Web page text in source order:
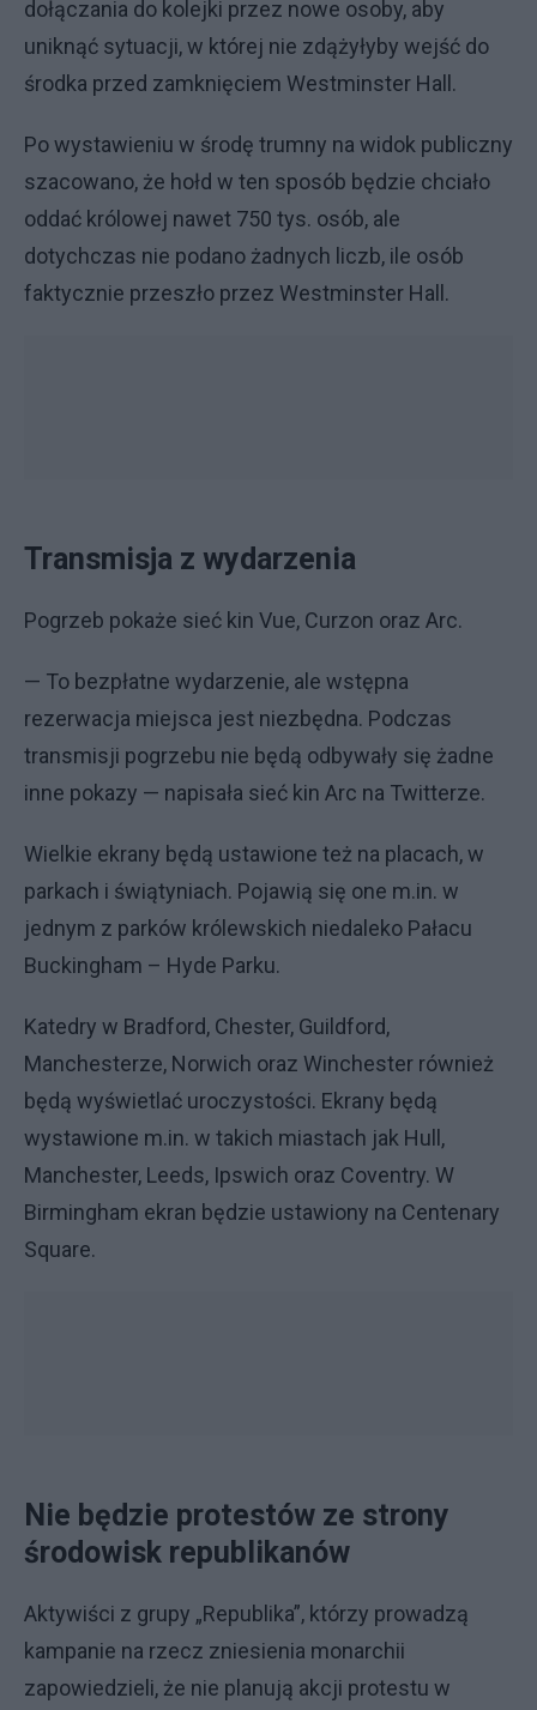
dołączania do kolejki przez nowe osoby, aby
uniknąć sytuacji, w której nie zdążyłyby wejść do
środka przed zamknięciem Westminster Hall.
Po wystawieniu w środę trumny na widok publiczny
szacowano, że hołd w ten sposób będzie chciało
oddać królowej nawet 750 tys. osób, ale
dotychczas nie podano żadnych liczb, ile osób
faktycznie przeszło przez Westminster Hall.
Transmisja z wydarzenia
Pogrzeb pokaże sieć kin Vue, Curzon oraz Arc.
— To bezpłatne wydarzenie, ale wstępna
rezerwacja miejsca jest niezbędna. Podczas
transmisji pogrzebu nie będą odbywały się żadne
inne pokazy — napisała sieć kin Arc na Twitterze.
Wielkie ekrany będą ustawione też na placach, w
parkach i świątyniach. Pojawią się one m.in. w
jednym z parków królewskich niedaleko Pałacu
Buckingham – Hyde Parku.
Katedry w Bradford, Chester, Guildford,
Manchesterze, Norwich oraz Winchester również
będą wyświetlać uroczystości. Ekrany będą
wystawione m.in. w takich miastach jak Hull,
Manchester, Leeds, Ipswich oraz Coventry. W
Birmingham ekran będzie ustawiony na Centenary
Square.
Nie będzie protestów ze strony
środowisk republikanów
Aktywiści z grupy „Republika”, którzy prowadzą
kampanie na rzecz zniesienia monarchii
zapowiedzieli, że nie planują akcji protestu w